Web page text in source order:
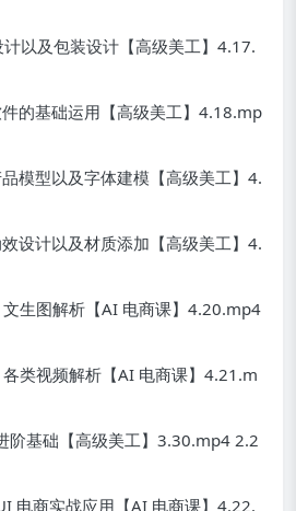
以及包装设计【高级美工】4.17.
的基础运用【高级美工】4.18.mp
模型以及字体建模【高级美工】4.
设计以及材质添加【高级美工】4.
生图解析【AI 电商课】4.20.mp4
类视频解析【AI 电商课】4.21.m
基础【高级美工】3.30.mp4 2.2
电商实战应用【AI 电商课】4.22.